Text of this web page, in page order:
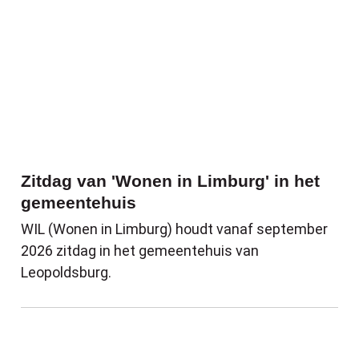
Zitdag van 'Wonen in Limburg' in het
gemeentehuis
WIL (Wonen in Limburg) houdt vanaf september
2026 zitdag in het gemeentehuis van
Leopoldsburg.